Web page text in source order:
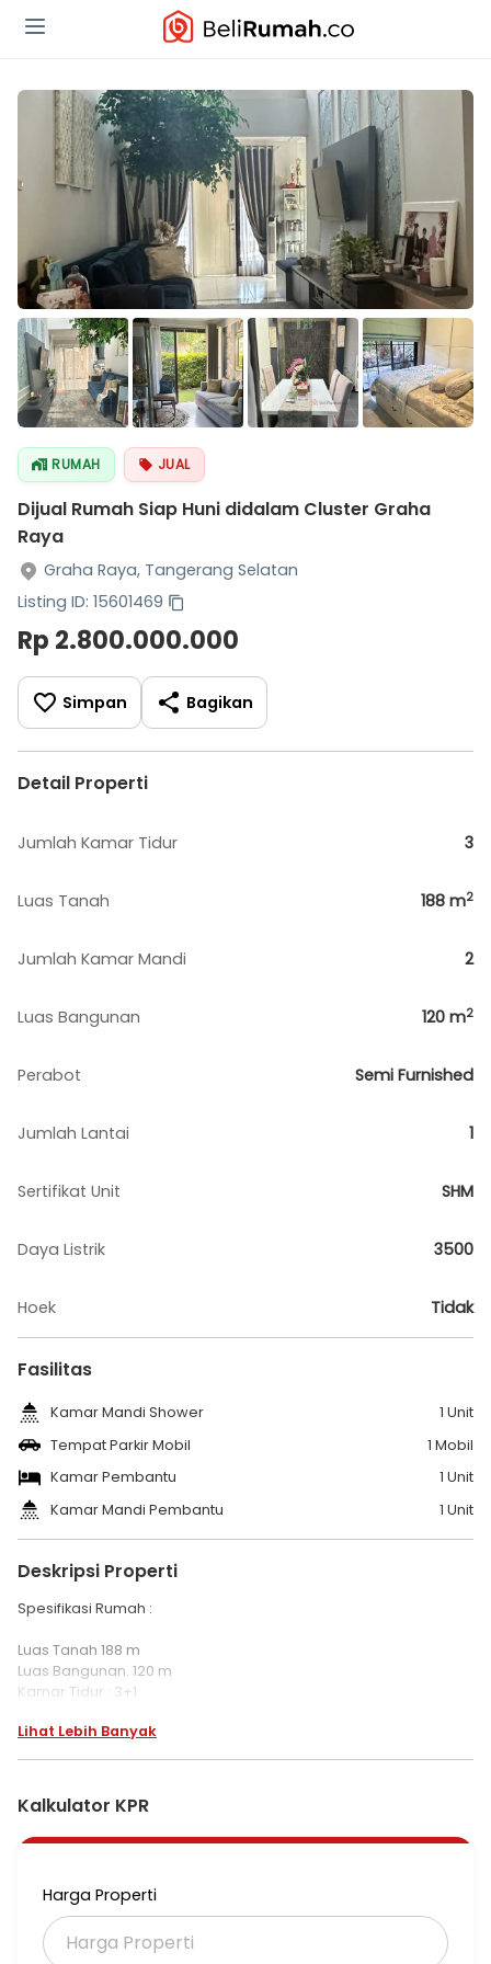
RUMAH JUAL
Dijual Rumah Siap Huni didalam Cluster Graha
Raya
Graha Raya, Tangerang Selatan
Listing ID: 15601469
Rp 2.800.000.000
Simpan Bagikan
Detail Properti
Jumlah Kamar Tidur 3
Luas Tanah 188 m2
Jumlah Kamar Mandi 2
Luas Bangunan 120 m2
Perabot Semi Furnished
Jumlah Lantai 1
Sertifikat Unit SHM
Daya Listrik 3500
Hoek Tidak
Fasilitas
Kamar Mandi Shower
1 Unit
Tempat Parkir Mobil
1 Mobil
Kamar Pembantu
1 Unit
Kamar Mandi Pembantu
1 Unit
Deskripsi Properti
Spesifikasi Rumah :
Luas Tanah 188 m
Luas Bangunan. 120 m
Kamar Tidur : 3+1
Listrik 3500 Watt
Harga 2.8 M
Dekat Sport Club
Dekat Pasar Modern/Segar
Dekat Rumah Sakit
Lihat Lebih Banyak
Kalkulator KPR
Harga Properti